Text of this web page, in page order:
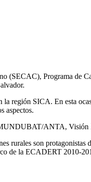
(SECAC), Programa de
región SICA. En esta
aspectos.
ANTA,
son
de la ECADERT 2010-